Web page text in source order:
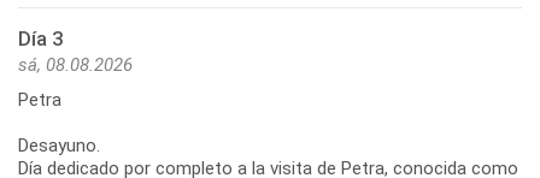
Día 3
sá, 08.08.2026
Petra
Desayuno.
Día dedicado por completo a la visita de Petra, conocida como